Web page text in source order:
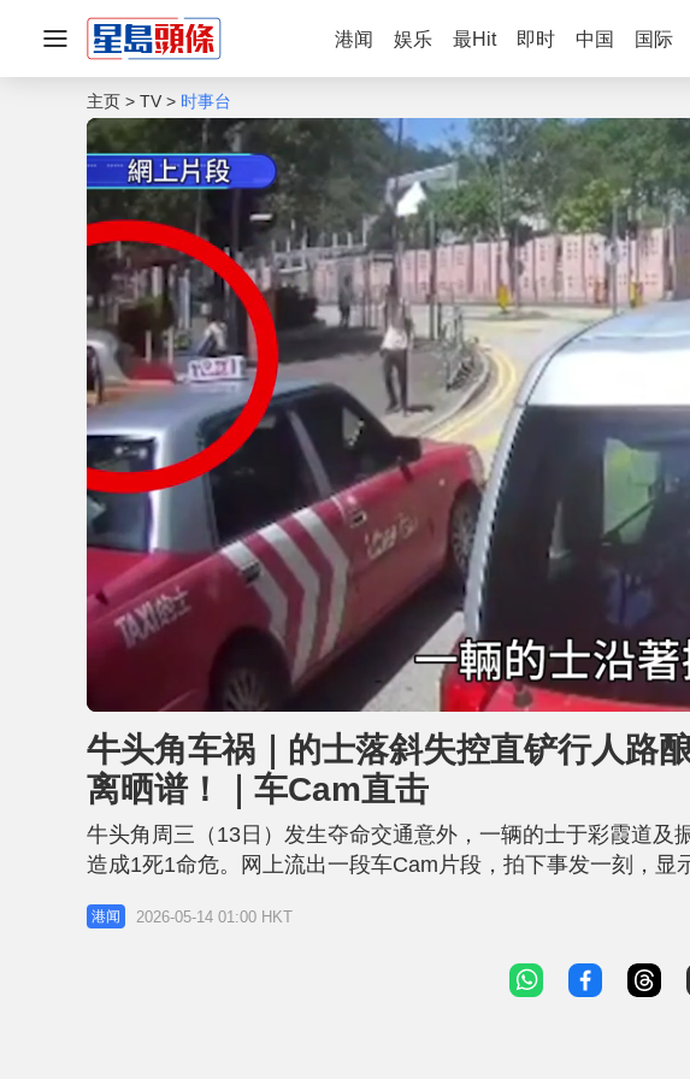
港闻 娱乐 最Hit 即时 中国 国际
主页 TV 时事台
n
u
t
e
L
o
d
e
d
:
4
3
.
2
%
牛头角车祸｜的士落斜失控直铲行人路
离晒谱！｜车Cam直击
牛头角周三（13日）发生夺命交通意外，一辆的士于彩霞道及
造成1死1命危。网上流出一段车Cam片段，拍下事发一刻，
弯，直冲向行人过路处。 从网上流传的车Cam片段可见，拍
灯位，前方有一辆的士亦停下。涉事的士沿振华道第二线落斜
港闻 2026-05-14 01:00 HKT